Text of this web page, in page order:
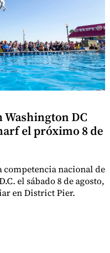
Washington DC
el próximo 8 de
nacional de
el sábado 8 de agosto,
en District Pier.